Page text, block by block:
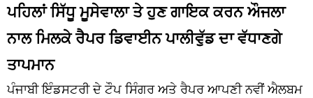
ਕਰਿਅਰ
ਮਨੋਰੰਜਨ
ਦੇਸ਼
ਪਹਿਲਾਂ ਸਿੱਧੂ ਮੂਸੇਵਾਲਾ ਤੇ ਹੁਣ ਗਾਇਕ ਕਰਨ ਔਜਲਾ
ਨਾਲ ਮਿਲਕੇ ਰੈਪਰ ਡਿਵਾਈਨ ਪਾਲੀਵੁੱਡ ਦਾ ਵੱਧਾਣਗੇ
ਤਾਪਮਾਨ
ਪੰਜਾਬੀ ਇੰਡਸਟਰੀ ਦੇ ਟੌਪ ਸਿੰਗਰ ਅਤੇ ਰੈਪਰ ਆਪਣੀ ਨਵੀਂ ਐਲਬਮ